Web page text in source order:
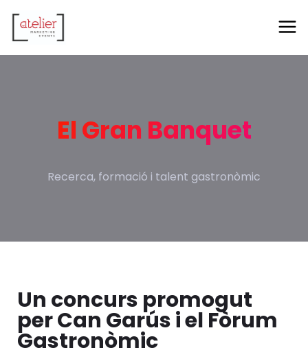
El Gran Banquet
Recerca, formació i talent gastronòmic
Un concurs promogut
per Can Garús i el Fòrum
Gastronòmic